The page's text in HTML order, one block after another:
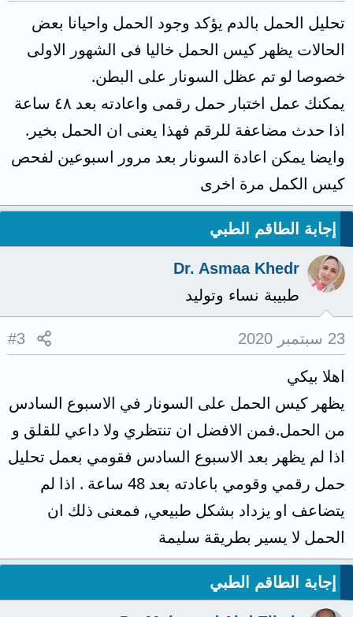
تحليل الحمل بالدم يؤكد وجود الحمل واحيانا بعض
الحالات يظهر كيس الحمل خاليا فى الشهور الاولى
خصوصا لو تم عظل السونار على البطن.
يمكنك عمل اختبار حمل رقمى واعادته بعد ٤٨ ساعة
اذا حدث مضاعفة للرقم فهذا يعنى ان الحمل بخير.
وايضا يمكن اعادة السونار بعد مرور اسبوعين لفحص
كيس الكمل مرة اخرى
إجابة الطاقم الطبي
Dr. Asmaa Khedr
طبيبة نساء وتوليد
23 سبتمبر 2020 #3
اهلا بيكي
يظهر كيس الحمل على السونار في الاسبوع السادس
من الحمل.فمن الافضل ان تنتظري ولا داعي للقلق و
اذا لم يظهر بعد الاسبوع السادس فقومي بعمل تحليل
حمل رقمي وقومي باعادته بعد 48 ساعة . اذا لم
يتضاعف او يزداد بشكل طبيعي, فمعنى ذلك ان
الحمل لا يسير بطريقة سليمة
إجابة الطاقم الطبي